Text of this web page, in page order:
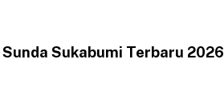
Sukabumi Terbaru 2026